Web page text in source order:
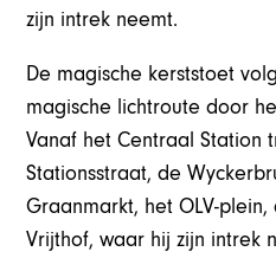
zijn intrek neemt.
De magische kerststoet
magische lichtroute door
Vanaf het Centraal Station
Stationsstraat, de
Graanmarkt, het OLV-
Vrijthof, waar hij zijn intrek